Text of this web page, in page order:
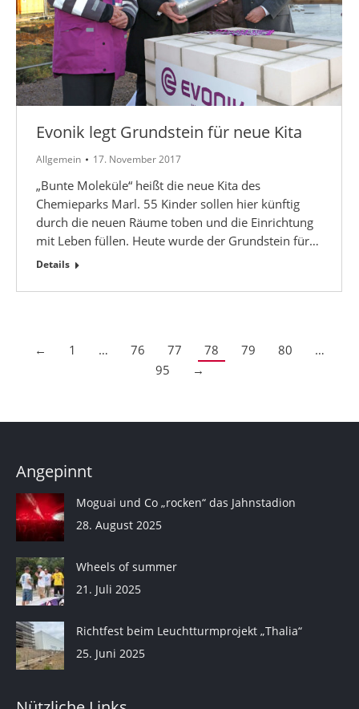
Evonik legt Grundstein für neue Kita
Allgemein 17. November 2017
„Bunte Moleküle“ heißt die neue Kita des
Chemieparks Marl. 55 Kinder sollen hier künftig
durch die neuen Räume toben und die Einrichtung
mit Leben füllen. Heute wurde der Grundstein für…
Details
← 1 … 76 77 78 79 80
…
95
→
Angepinnt
Moguai und Co „rocken“ das Jahnstadion
28. August 2025
Wheels of summer
21. Juli 2025
Richtfest beim Leuchtturmprojekt „Thalia“
25. Juni 2025